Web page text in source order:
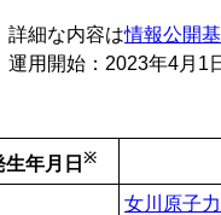
細な内容は情報公開
用開始：2023年4月1
生年月日 ※
女川原子